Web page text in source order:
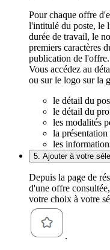
Pour chaque offre
l'intitulé du poste, le
durée de travail, le
premiers caractères
publication de l'offre.
Vous accédez au
ou sur le logo sur la
le détail du
le détail du
les modalités
la
les
5. Ajouter à votre
Depuis la page de
d'une offre
votre choix à votre
.